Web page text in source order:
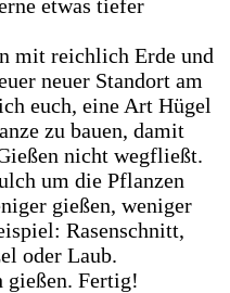
etwas tiefer
mit reichlich Erde und
neuer Standort am
euch, eine Art Hügel
zu bauen, damit
nicht wegfließt.
um die Pflanzen
gießen, weniger
Rasenschnitt,
oder Laub.
gießen. Fertig!